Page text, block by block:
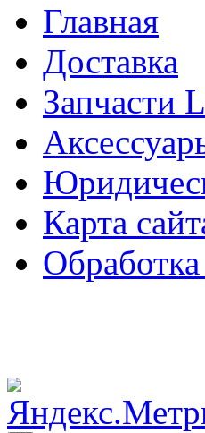
Главная
Доставка
Запчасти
Карта